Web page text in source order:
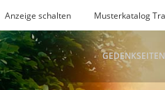
Anzeige schalten Musterkatalog
GEDENKSEITEN